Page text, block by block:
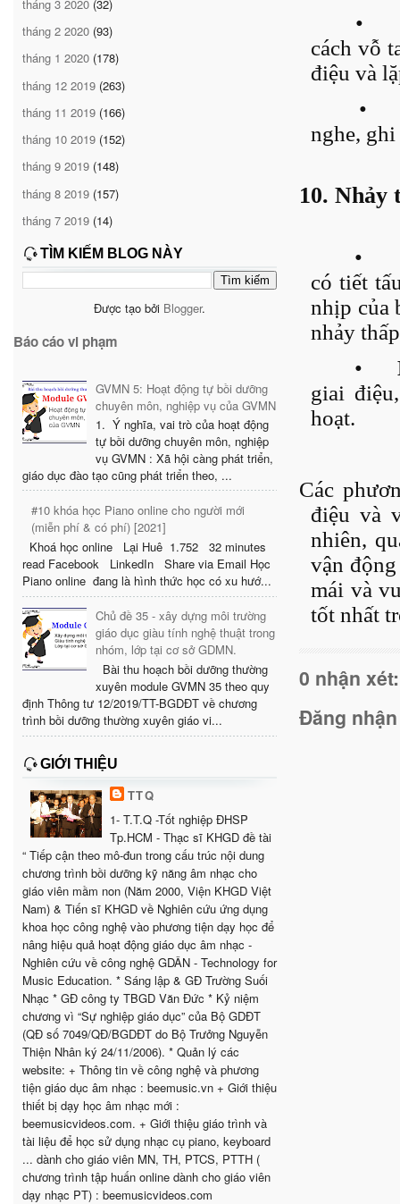
tháng 3 2020 (32)
tháng 2 2020 (93)
tháng 1 2020 (178)
tháng 12 2019 (263)
tháng 11 2019 (166)
tháng 10 2019 (152)
tháng 9 2019 (148)
tháng 8 2019 (157)
tháng 7 2019 (14)
TÌM KIẾM BLOG NÀY
Được tạo bởi Blogger.
Báo cáo vi phạm
GVMN 5: Hoạt động tự bồi dưỡng
chuyên môn, nghiệp vụ của GVMN
1. Ý nghĩa, vai trò của hoạt động
tự bồi dưỡng chuyên môn, nghiệp
vụ GVMN : Xã hội càng phát triển,
giáo dục đào tạo cũng phát triển theo, ...
#10 khóa học Piano online cho người mới
(miễn phí & có phí) [2021]
Khoá học online Lại Huê 1.752 32 minutes
read Facebook LinkedIn Share via Email Học
Piano online đang là hình thức học có xu hướ...
Chủ đề 35 - xây dựng môi trường
giáo dục giàu tính nghệ thuật trong
nhóm, lớp tại cơ sở GDMN.
Bài thu hoạch bồi dưỡng thường
xuyên module GVMN 35 theo quy
định Thông tư 12/2019/TT-BGDĐT về chương
trình bồi dưỡng thường xuyên giáo vi...
GIỚI THIỆU
TTQ
1- T.T.Q -Tốt nghiệp ĐHSP
Tp.HCM - Thạc sĩ KHGD đề tài
“ Tiếp cận theo mô-đun trong cấu trúc nội dung
chương trình bồi dưỡng kỹ năng âm nhạc cho
giáo viên mầm non (Năm 2000, Viện KHGD Việt
Nam) & Tiến sĩ KHGD về Nghiên cứu ứng dụng
khoa học công nghệ vào phương tiện dạy học để
nâng hiệu quả hoạt động giáo dục âm nhạc -
Nghiên cứu về công nghệ GDÂN - Technology for
Music Education. * Sáng lập & GĐ Trường Suối
Nhạc * GĐ công ty TBGD Văn Đức * Kỷ niệm
chương vì “Sự nghiệp giáo dục” của Bộ GDĐT
(QĐ số 7049/QĐ/BGDĐT do Bộ Trưởng Nguyễn
Thiện Nhân ký 24/11/2006). * Quản lý các
website: + Thông tin về công nghệ và phương
tiện giáo dục âm nhạc : beemusic.vn + Giới thiệu
thiết bị dạy học âm nhạc mới :
beemusicvideos.com. + Giới thiệu giáo trình và
tài liệu để học sử dụng nhạc cụ piano, keyboard
... dành cho giáo viên MN, TH, PTCS, PTTH (
chương trình tập huấn online dành cho giáo viên
dạy nhạc PT) : beemusicvideos.com
•
cách vỗ
điệu và
•
nghe,
10. Nhảy
•
có tiết
nhịp của
nhảy
•
giai
hoạt.
Các
điệu và
nhiên,
vận
mái và
tốt nhất
0 nhận xét:
Đăng